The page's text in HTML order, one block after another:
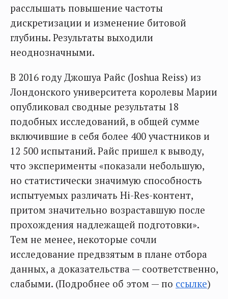
расслышать повышение частоты
дискретизации и изменение битовой
глубины. Результаты выходили
неоднозначными.
В 2016 году Джошуа Райс (Joshua Reiss) из
Лондонского университета королевы Марии
опубликовал сводные результаты 18
подобных исследований, в общей сумме
включившие в себя более 400 участников и
12 500 испытаний. Райс пришел к выводу,
что эксперименты «показали небольшую,
но статистически значимую способность
испытуемых различать Hi-Res-контент,
притом значительно возраставшую после
прохождения надлежащей подготовки».
Тем не менее, некоторые сочли
исследование предвзятым в плане отбора
данных, а доказательства — соответственно,
слабыми. (Подробнее об этом — по ссылке)